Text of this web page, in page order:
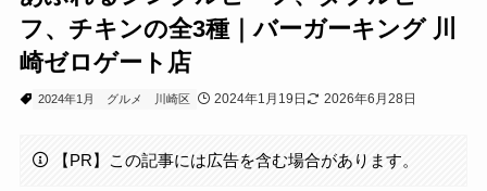
フ、チキンの全3種｜バーガーキング 川
崎ゼロゲート店
2024年1月 グルメ 川崎区 2024年1月19日 2026年6月28日
【PR】この記事には広告を含む場合があります。